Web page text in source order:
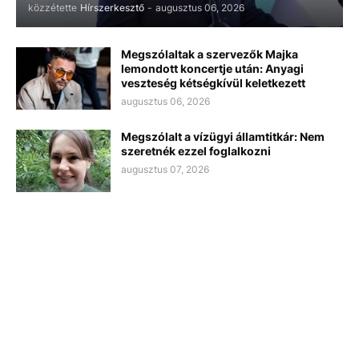
közzétette Hírszerkesztő - augusztus 06, 2026
Megszólaltak a szervezők Majka
lemondott koncertje után: Anyagi
veszteség kétségkívül keletkezett
augusztus 06, 2026
Megszólalt a vízügyi államtitkár: Nem
szeretnék ezzel foglalkozni
augusztus 07, 2026